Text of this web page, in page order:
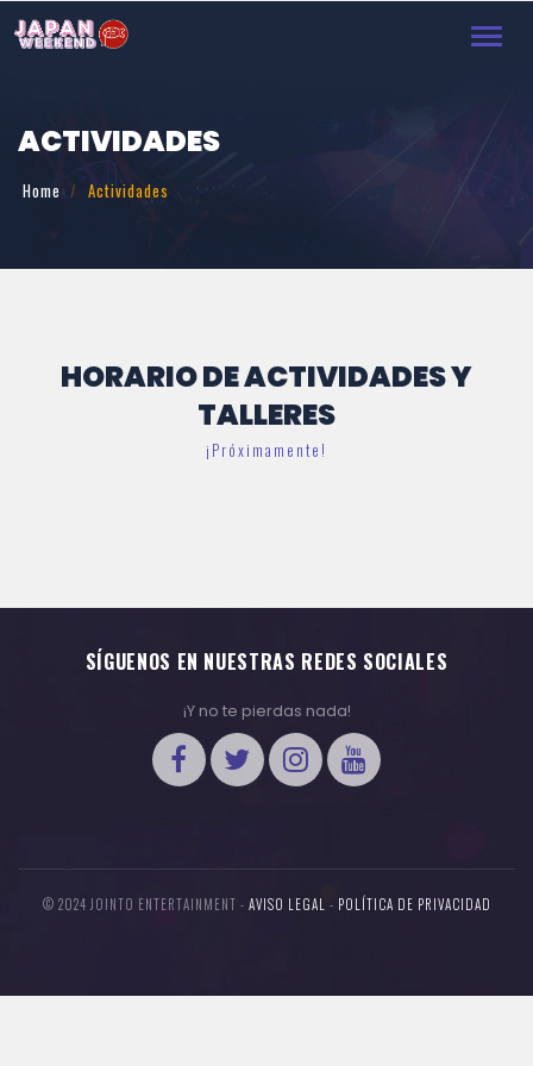
ACTIVIDADES
Home Actividades
HORARIO DE ACTIVIDADES Y
TALLERES
¡Próximamente!
SÍGUENOS EN NUESTRAS REDES SOCIALES
¡Y no te pierdas nada!
© 2024 JOINTO ENTERTAINMENT - AVISO LEGAL - POLÍTICA DE PRIVACIDAD